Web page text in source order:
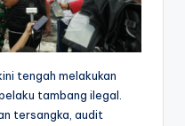
tengah melakukan
tambang ilegal.
tersangka, audit